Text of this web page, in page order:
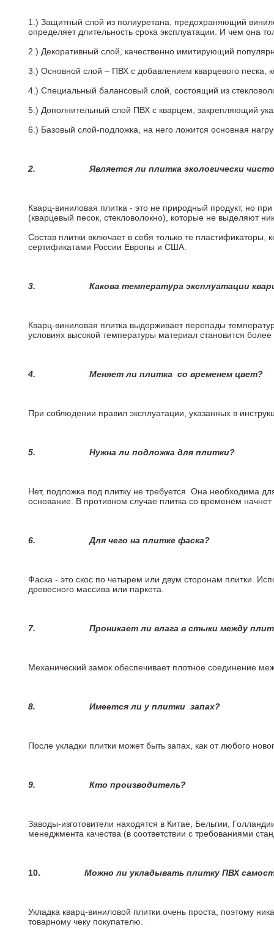
1.) Защитный слой из полиуретана, предохраняющий
определяет длительность срока эксплуатации. И чем она
2.) Декоративный слой, качественно имитирующий
3.) Основной слой – ПВХ с добавлением кварцевого песка,
4.) Специальный балансовый слой, состоящий из
5.) Дополнительный слой ПВХ с кварцем, закрепляющий
6.) Базовый слой-подложка, на него ложится основная
2. Является ли плитка экологически
Кварц-виниловая плитка - это не природный продукт, но
(кварцевый песок, стекловолокно), которые не выделяют
Состав плитки включает в себя только те
сертификатами России Европы и США.
3. Какова температура эксплуатации
Кварц-виниловая плитка выдерживает перепады
условиях высокой температуры материал становится
4. Меняет ли плитка со временем цвет?
При соблюдении правил эксплуатации, указанных в
5. Нужна ли подложка для плитки?
Нет, подложка под плитку не требуется. Она необходима
основание. В противном случае плитка со временем
6.Для чего на плитке фаска?
Фаска - это скос по четырем или двум сторонам плитки.
древесного массива или паркета.
7. Проникает ли влага в стыки между
Механический замок обеспечивает плотное соединение
8. Имеется ли у плитки запах?
После укладки плитки может быть запах, как от любого
9. Кто производитель?
Заводы-изготовители находятся в Китае, Бельгии,
менеджмента качества (в соответствии с требованиями
10. Можно ли укладывать плитку ПВХ
Укладка кварц-виниловой плитки очень проста, поэтому
товарному чеку покупателю.